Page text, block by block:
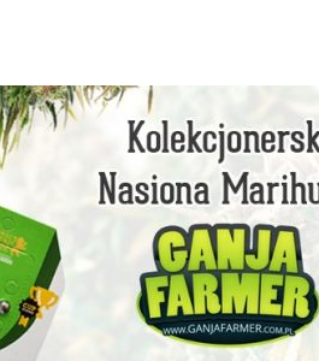
facebook instagram